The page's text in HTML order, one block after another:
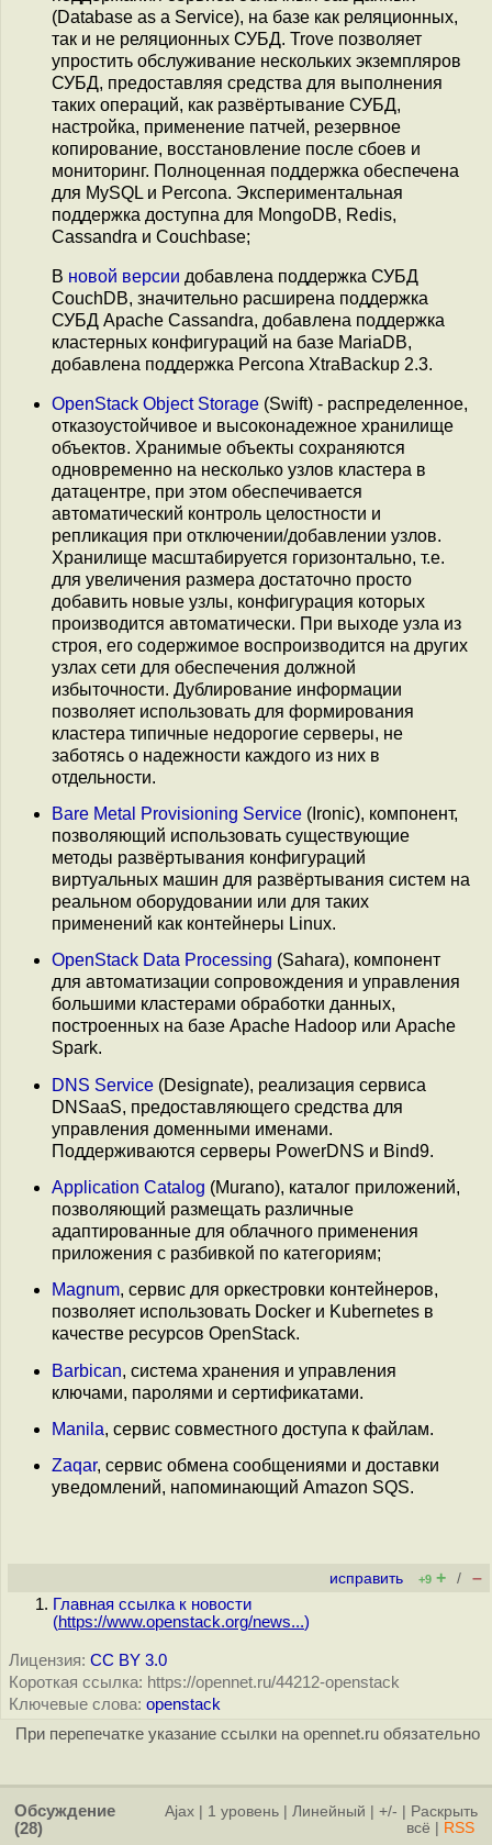
(Database as a Service), на базе как реляционных,
так и не реляционных СУБД. Trove позволяет
упростить обслуживание нескольких экземпляров
СУБД, предоставляя средства для выполнения
таких операций, как развёртывание СУБД,
настройка, применение патчей, резервное
копирование, восстановление после сбоев и
мониторинг. Полноценная поддержка обеспечена
для MySQL и Percona. Экспериментальная
поддержка доступна для MongoDB, Redis,
Cassandra и Couchbase;
В новой версии добавлена поддержка СУБД
CouchDB, значительно расширена поддержка
СУБД Apache Cassandra, добавлена поддержка
кластерных конфигураций на базе MariaDB,
добавлена поддержка Percona XtraBackup 2.3.
OpenStack Object Storage (Swift) - распределенное,
отказоустойчивое и высоконадежное хранилище
объектов. Хранимые объекты сохраняются
одновременно на несколько узлов кластера в
датацентре, при этом обеспечивается
автоматический контроль целостности и
репликация при отключении/добавлении узлов.
Хранилище масштабируется горизонтально, т.е.
для увеличения размера достаточно просто
добавить новые узлы, конфигурация которых
производится автоматически. При выходе узла из
строя, его содержимое воспроизводится на других
узлах сети для обеспечения должной
избыточности. Дублирование информации
позволяет использовать для формирования
кластера типичные недорогие серверы, не
заботясь о надежности каждого из них в
отдельности.
Bare Metal Provisioning Service (Ironic), компонент,
позволяющий использовать существующие
методы развёртывания конфигураций
виртуальных машин для развёртывания систем на
реальном оборудовании или для таких
применений как контейнеры Linux.
OpenStack Data Processing (Sahara), компонент
для автоматизации сопровождения и управления
большими кластерами обработки данных,
построенных на базе Apache Hadoop или Apache
Spark.
DNS Service (Designate), реализация сервиса
DNSaaS, предоставляющего средства для
управления доменными именами.
Поддерживаются серверы PowerDNS и Bind9.
Application Catalog (Murano), каталог приложений,
позволяющий размещать различные
адаптированные для облачного применения
приложения с разбивкой по категориям;
Magnum, сервис для оркестровки контейнеров,
позволяет использовать Docker и Kubernetes в
качестве ресурсов OpenStack.
Barbican, система хранения и управления
ключами, паролями и сертификатами.
Manila, сервис совместного доступа к файлам.
Zaqar, сервис обмена сообщениями и доставки
уведомлений, напоминающий Amazon SQS.
исправить +9 + / –
Главная ссылка к новости
(https://www.openstack.org/news...)
Лицензия: CC BY 3.0
Короткая ссылка: https://opennet.ru/44212-openstack
Ключевые слова: openstack
При перепечатке указание ссылки на opennet.ru обязательно
Обсуждение
(28)
Ajax 1 уровень Линейный +/-
Раскрыть
всё
RSS